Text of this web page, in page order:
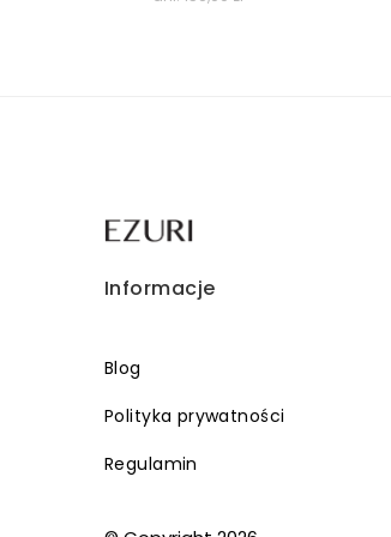
Informacje
Blog
Polityka prywatności
Regulamin